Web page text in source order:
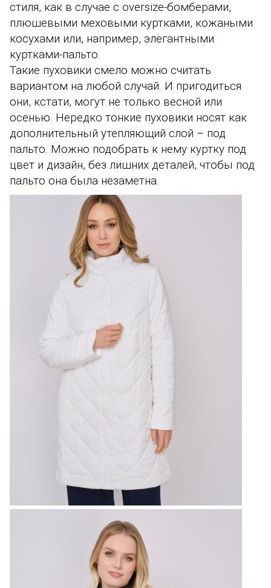
стиля, как в случае с oversize-бомберами,
плюшевыми меховыми куртками, кожаными
косухами или, например, элегантными
куртками-пальто.
Такие пуховики смело можно считать
вариантом на любой случай. И пригодиться
они, кстати, могут не только весной или
осенью. Нередко тонкие пуховики носят как
дополнительный утепляющий слой – под
пальто. Можно подобрать к нему куртку под
цвет и дизайн, без лишних деталей, чтобы под
пальто она была незаметна.